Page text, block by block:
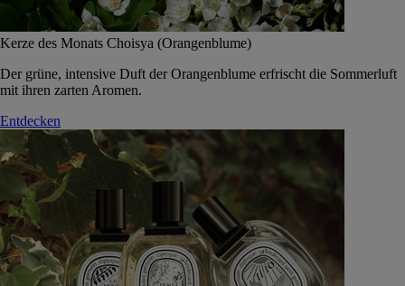
Kerze des Monats Choisya (Orangenblume)
Der grüne, intensive Duft der Orangenblume erfrischt die Sommerluft
mit ihren zarten Aromen.
Entdecken